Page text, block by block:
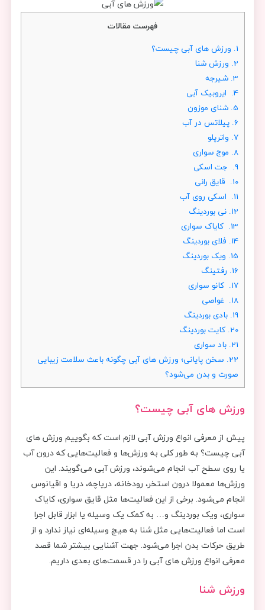
فهرست مقالات
1. ورزش های آبی چیست؟
2. ورزش شنا
3. شیرجه
4. ایروبیک آبی
5. شنای موزون
6. پیلاتس در آب
7. واترپلو
8. موج سواری
9. جت اسکی
10.
قایق‌ رانی
11.
اسکی روی آب
12. نی بوردینگ
13. کایاک سواری
14. فلای بوردینگ
15. ویک بوردینگ
16. رفتینگ
17. کانو سواری
18.
غواصی
19. بادی بوردینگ
20. کایت بوردینگ
21. باد سواری
22. سخن پایانی؛ ورزش های آبی چگونه باعث سلامت زیبایی
صورت و بدن می‌شود؟
ورزش های آبی چیست؟
پیش از معرفی انواع ورزش آبی لازم است که بگوییم ورزش های
آبی چیست؟ به طور کلی به ورزش‌ها و فعالیت‌هایی که درون آب
یا روی سطح آب انجام می‌شوند، ورزش آبی می‌گویند. این
ورزش‌ها معمولا درون استخر، رودخانه، دریاچه، دریا و اقیانوس
انجام می‌شود. برخی از این فعالیت‌ها مثل قایق سواری، کایاک
سواری، ویک بوردینگ و… به کمک یک وسیله یا ابزار قابل اجرا
است اما فعالیت‌هایی مثل شنا به هیچ وسیله‌ای نیاز ندارد و از
طریق حرکات بدن اجرا می‌شود. جهت آشنایی بیشتر شما قصد
معرفی انواع ورزش های آبی را در قسمت‌های بعدی داریم.
ورزش شنا